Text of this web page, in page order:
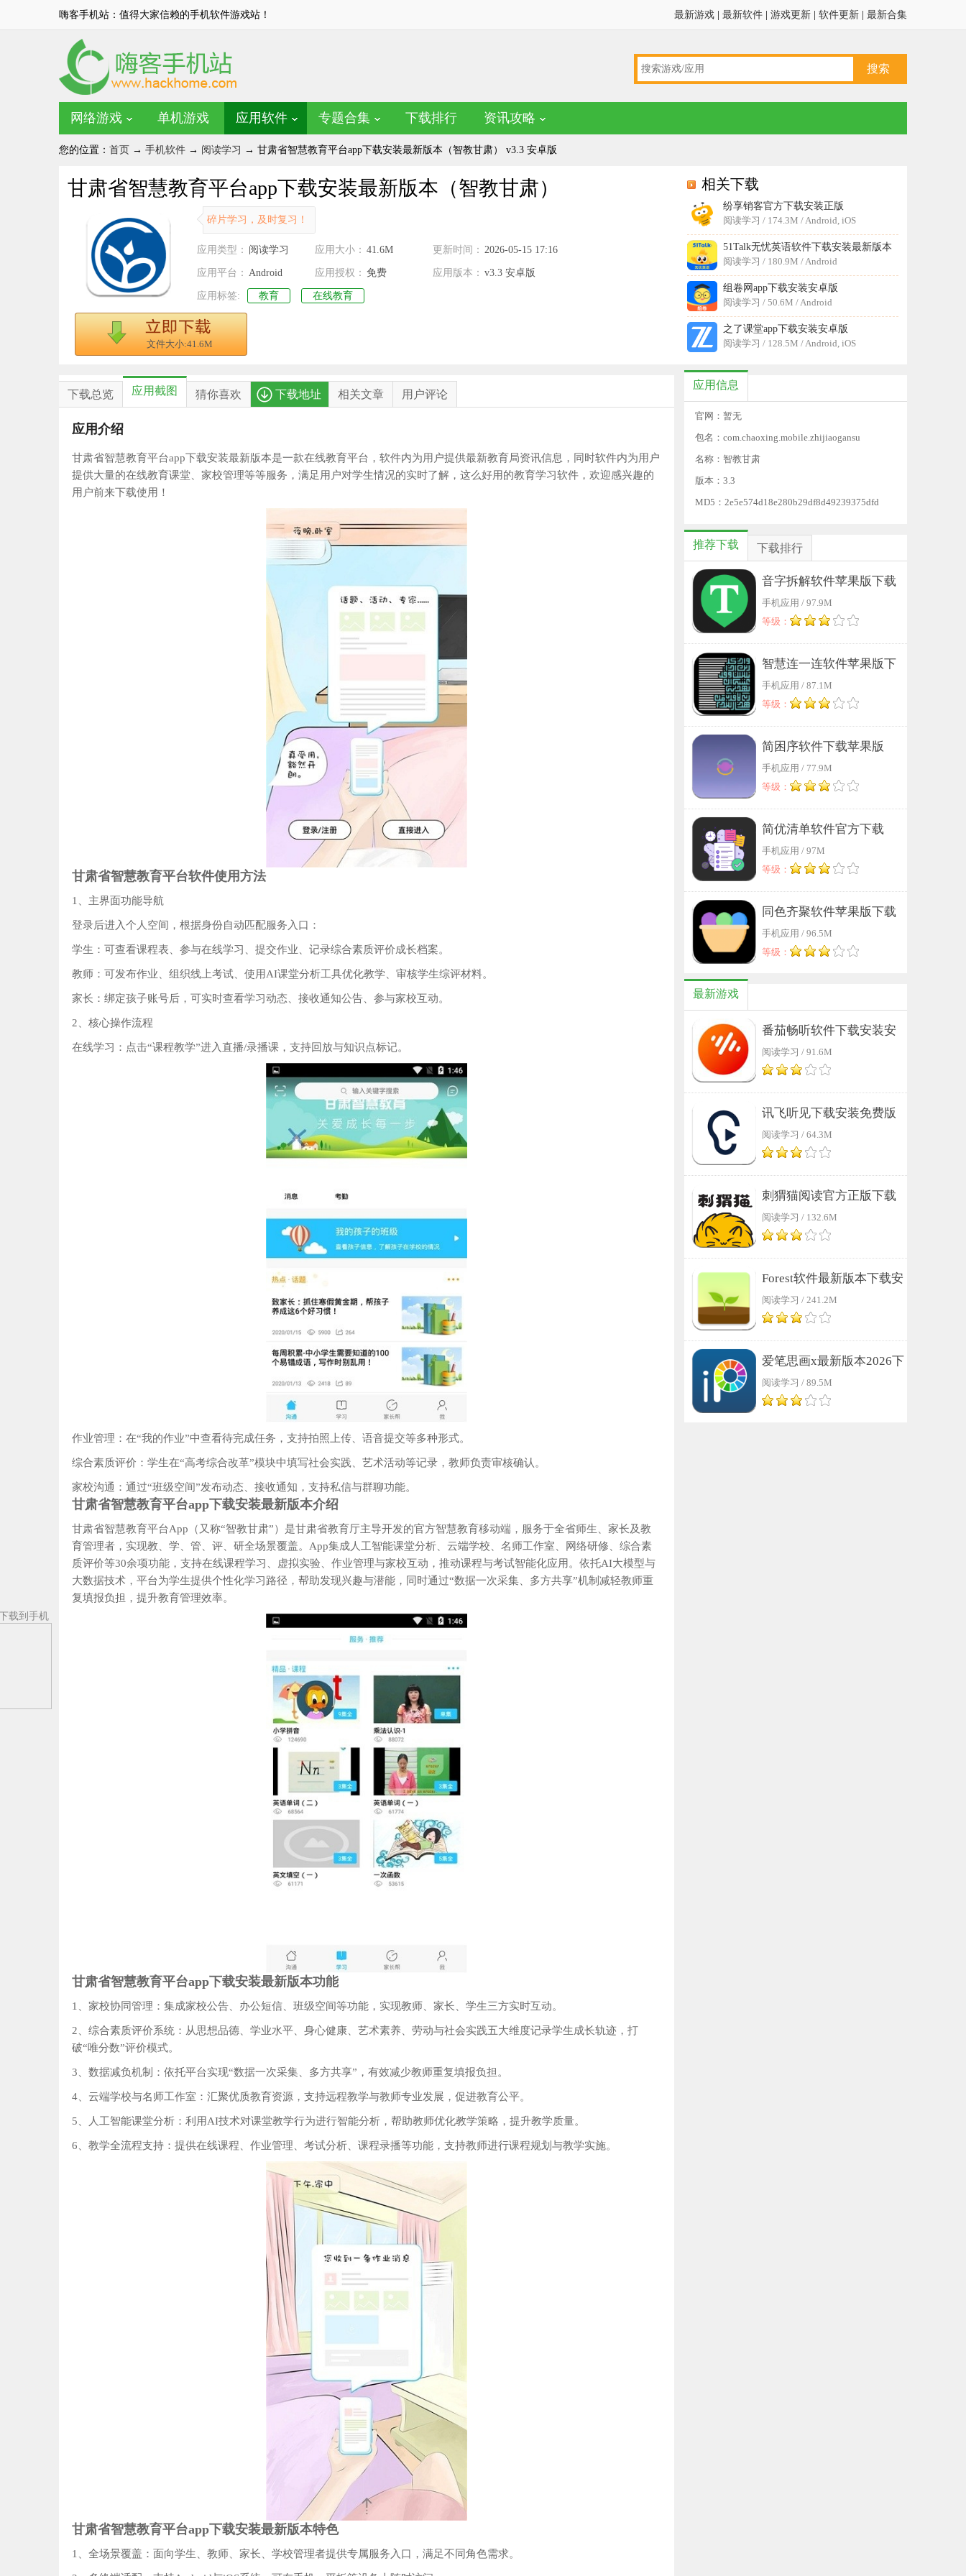
嗨客手机站：值得大家信赖的手机软件游戏站！ 最新游戏 最新软件 游戏更新 软件更新 最新合集
网络游戏 单机游戏 应用软件 专题合集 下载排行 资讯攻略
您的位置： 首页 → 手机软件 → 阅读学习 → 甘肃省智慧教育平台app下载安装最新版本（智教甘肃） v3.3 安卓版
甘肃省智慧教育平台app下载安装最新版本（智教甘肃）
碎片学习，及时复习！
应用类型： 阅读学习 应用大小： 41.6M 更新时间： 2026-05-15 17:16
应用平台： Android 应用授权： 免费 应用版本： v3.3 安卓版
应用标签: 教育 在线教育
文件大小:41.6M
相关下载
纷享销客官方下载安装正版
阅读学习 / 174.3M / Android, iOS
51Talk无忧英语软件下载安装最新版本
阅读学习 / 180.9M / Android
组卷网app下载安装安卓版
阅读学习 / 50.6M / Android
之了课堂app下载安装安卓版
阅读学习 / 128.5M / Android, iOS
下载总览 应用截图 猜你喜欢 下载地址 相关文章 用户评论
应用介绍
甘肃省智慧教育平台app下载安装最新版本是一款在线教育平台，软件内为用户提供最新教育局资讯信息，同时软件内为用户
提供大量的在线教育课堂、家校管理等等服务，满足用户对学生情况的实时了解，这么好用的教育学习软件，欢迎感兴趣的
用户前来下载使用！
甘肃省智慧教育平台软件使用方法
1、主界面功能导航‌
登录后进入个人空间，根据身份自动匹配服务入口：
学生‌：可查看课程表、参与在线学习、提交作业、记录综合素质评价成长档案。
教师‌：可发布作业、组织线上考试、使用AI课堂分析工具优化教学、审核学生综评材料。
家长‌：绑定孩子账号后，可实时查看学习动态、接收通知公告、参与家校互动。
2、核心操作流程‌
在线学习‌：点击“课程教学”进入直播/录播课，支持回放与知识点标记。
作业管理‌：在“我的作业”中查看待完成任务，支持拍照上传、语音提交等多种形式。
综合素质评价‌：学生在“高考综合改革”模块中填写社会实践、艺术活动等记录，教师负责审核确认。
家校沟通‌：通过“班级空间”发布动态、接收通知，支持私信与群聊功能。
甘肃省智慧教育平台app下载安装最新版本介绍
甘肃省智慧教育平台App‌（又称“智教甘肃”）是甘肃省教育厅主导开发的官方智慧教育移动端，服务于全省师生、家长及教
育管理者，实现教、学、管、评、研全场景覆盖。App集成‌人工智能课堂分析‌、‌云端学校‌、‌名师工作室‌、‌网络研修‌、‌综合素
质评价‌等30余项功能，支持在线课程学习、虚拟实验、作业管理与家校互动，推动课程与考试智能化应用。依托AI大模型与
大数据技术，平台为学生提供个性化学习路径，帮助发现兴趣与潜能，同时通过“数据一次采集、多方共享”机制减轻教师重
复填报负担，提升教育管理效率。
甘肃省智慧教育平台app下载安装最新版本功能
1、家校协同管理‌：集成家校公告、办公短信、班级空间等功能，实现教师、家长、学生三方实时互动。
2、综合素质评价系统‌：从思想品德、学业水平、身心健康、艺术素养、劳动与社会实践五大维度记录学生成长轨迹，打
破“唯分数”评价模式。
3、数据减负机制‌：依托平台实现“数据一次采集、多方共享”，有效减少教师重复填报负担。
4、云端学校与名师工作室‌：汇聚优质教育资源，支持远程教学与教师专业发展，促进教育公平。
5、人工智能课堂分析‌：利用AI技术对课堂教学行为进行智能分析，帮助教师优化教学策略，提升教学质量。
6、教学全流程支持‌：提供在线课程、作业管理、考试分析、课程录播等功能，支持教师进行课程规划与教学实施。
甘肃省智慧教育平台app下载安装最新版本特色
1、全场景覆盖‌：面向学生、教师、家长、学校管理者提供专属服务入口，满足不同角色需求。
应用信息
官网：暂无
包名：com.chaoxing.mobile.zhijiaogansu
名称：智教甘肃
版本：3.3
MD5：2e5e574d18e280b29df8d49239375dfd
推荐下载 下载排行
音字拆解软件苹果版下载
手机应用 / 97.9M
等级：
智慧连一连软件苹果版下
载
手机应用 / 87.1M
等级：
简困序软件下载苹果版
手机应用 / 77.9M
等级：
简优清单软件官方下载
手机应用 / 97M
等级：
同色齐聚软件苹果版下载
手机应用 / 96.5M
等级：
最新游戏
番茄畅听软件下载安装安
卓版
阅读学习 / 91.6M
讯飞听见下载安装免费版
阅读学习 / 64.3M
刺猬猫阅读官方正版下载
安装
阅读学习 / 132.6M
Forest软件最新版本下载安
装（Forest 专注森林）
阅读学习 / 241.2M
爱笔思画x最新版本2026下
载安装
阅读学习 / 89.5M
载到手机